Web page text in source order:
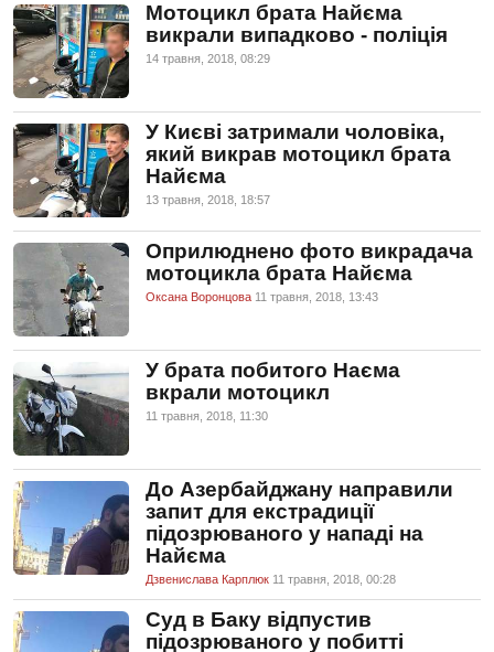
Мотоцикл брата Найєма
викрали випадково - поліція
14 травня, 2018, 08:29
У Києві затримали чоловіка,
який викрав мотоцикл брата
Найєма
13 травня, 2018, 18:57
Оприлюднено фото викрадача
мотоцикла брата Найєма
Оксана Воронцова 11 травня, 2018, 13:43
У брата побитого Наєма
вкрали мотоцикл
11 травня, 2018, 11:30
До Азербайджану направили
запит для екстрадиції
підозрюваного у нападі на
Найєма
Дзвенислава Карплюк 11 травня, 2018, 00:28
Суд в Баку відпустив
підозрюваного у побитті